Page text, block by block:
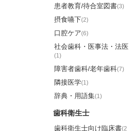
患者教育/待合室図書(3)
摂食嚥下(2)
口腔ケア(6)
社会歯科・医事法・法医
(1)
障害者歯科/老年歯科(7)
隣接医学(1)
辞典・用語集(1)
歯科衛生士
歯科衛生士向け臨床書(2